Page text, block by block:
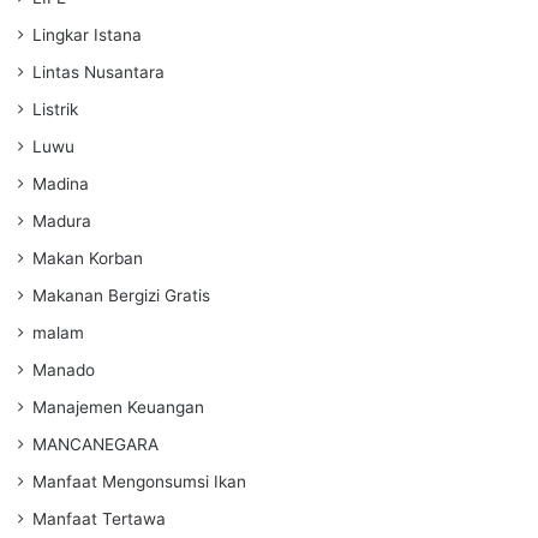
Lingkar Istana
Lintas Nusantara
Listrik
Luwu
Madina
Madura
Makan Korban
Makanan Bergizi Gratis
malam
Manado
Manajemen Keuangan
MANCANEGARA
Manfaat Mengonsumsi Ikan
Manfaat Tertawa